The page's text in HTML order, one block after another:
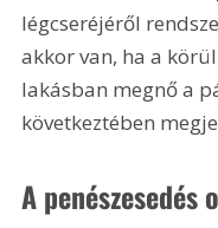
légcseréjéről
akkor van, ha a
lakásban megnő a
következtében
A penészesedés